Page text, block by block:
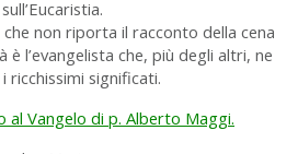
sull’Eucaristia.
che non riporta il racconto della cena
è l’evangelista che, più degli altri, ne
ricchissimi significati.
al Vangelo di p. Alberto Maggi.